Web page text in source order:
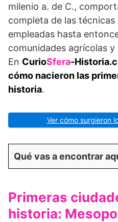
milenio a. de C.,
completa de las
empleadas hasta
comunidades agrí­colas
En CurioSfera-
cómo nacieron las
historia.
Ver cómo surgieron
Qué vas a encontrar
Primeras
historia: